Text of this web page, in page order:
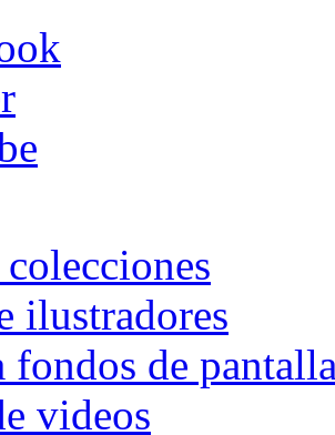
ilustradores
fondos de
videos